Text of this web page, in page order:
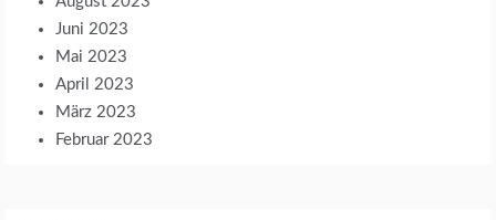
Juni 2023
Mai 2023
April 2023
März 2023
Februar 2023